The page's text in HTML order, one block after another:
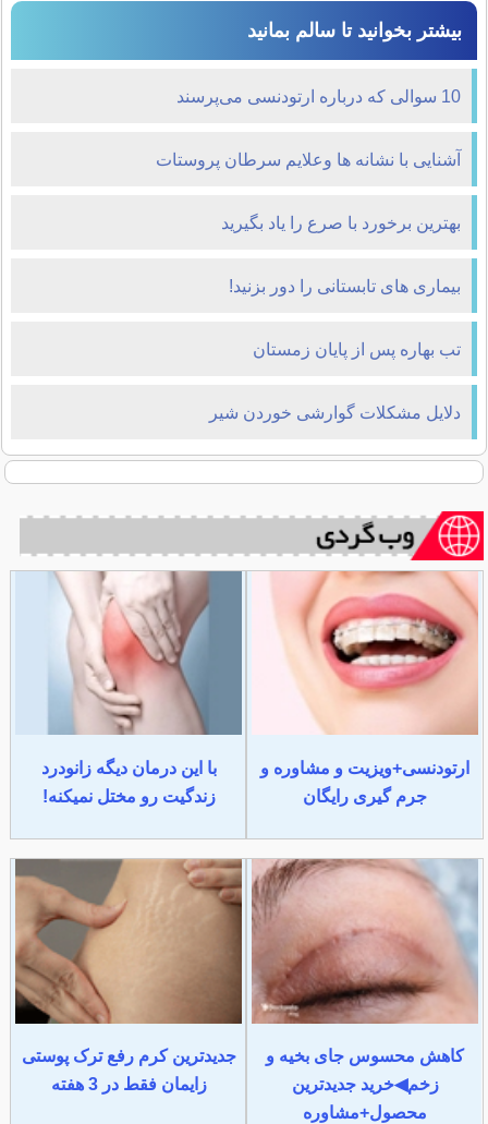
بیشتر بخوانید تا سالم بمانید
10 سوالی که درباره ارتودنسی می‌پرسند
آشنایی با نشانه ها وعلایم سرطان پروستات
بهترین برخورد با صرع را یاد بگیرید
بیماری‌ های تابستانی را دور بزنید!
تب بهاره پس از پایان زمستان
دلایل مشکلات گوارشی خوردن شیر
ارتودنسی+ویزیت و مشاوره و
جرم گیری رایگان
با این درمان دیگه زانودرد
زندگیت رو مختل نمیکنه!
کاهش محسوس جای بخیه و
زخم◀خرید جدیدترین
محصول+مشاوره
جدیدترین کرم رفع ترک پوستی
زایمان فقط در 3 هفته